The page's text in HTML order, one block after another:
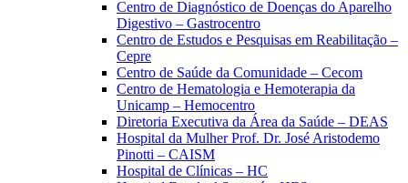
Centro de Diagnóstico de Doenças do Aparelho
Digestivo – Gastrocentro
Centro de Estudos e Pesquisas em Reabilitação –
Cepre
Centro de Saúde da Comunidade – Cecom
Centro de Hematologia e Hemoterapia da
Unicamp – Hemocentro
Diretoria Executiva da Área da Saúde – DEAS
Hospital da Mulher Prof. Dr. José Aristodemo
Pinotti – CAISM
Hospital de Clínicas – HC